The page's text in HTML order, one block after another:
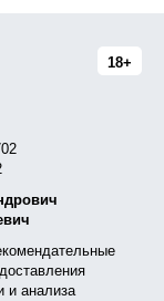
18+
и анализа